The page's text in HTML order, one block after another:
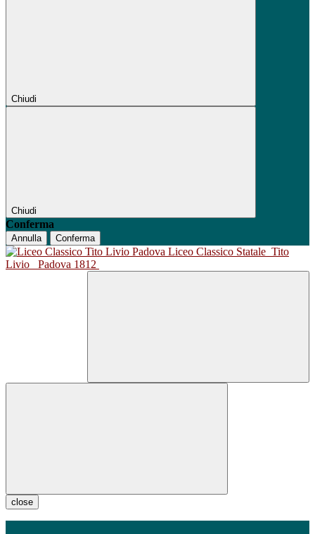
Chiudi
Chiudi
Conferma
Annulla Conferma
Liceo Classico Statale Tito
Livio
Padova 1812
close